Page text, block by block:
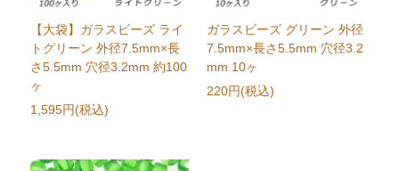
【大袋】ガラスビーズ ライ
トグリーン 外径7.5mm×長
さ5.5mm 穴径3.2mm 約100
ヶ
1,595円(税込)
ガラスビーズ グリーン 外径
7.5mm×長さ5.5mm 穴径3.2
mm 10ヶ
220円(税込)